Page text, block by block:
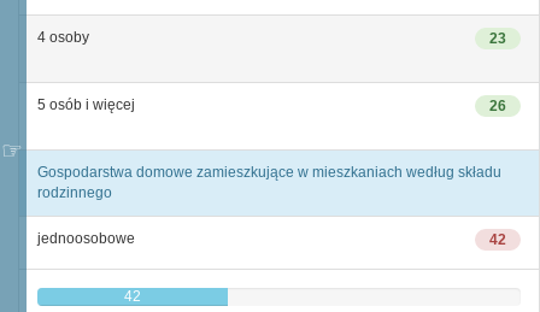
23
4 osoby
26
5 osób i więcej
Gospodarstwa domowe zamieszkujące w mieszkaniach według składu
rodzinnego
42
jednoosobowe
42